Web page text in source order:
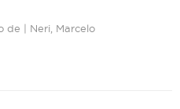
de | Neri, Marcelo